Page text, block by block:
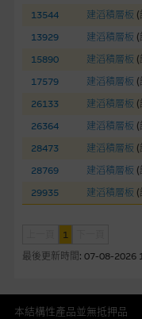
13544 建滔積層板 (
13929
建滔積層板 (
15890
建滔積層板 (
17579
建滔積層板 (
26133
建滔積層板 (
26364
建滔積層板 (
28473
建滔積層板 (
28769
建滔積層板 (
29935
建滔積層板 (
1
最後更新時間: 07-08-2026
損失全部投資；而(ii)R
本網站或載有連接非由
理集團對此等網站的內
權，因此對此等網站的
適，不作任何聲明。麥
接的第三者查詢。此外
覽者複製此等網站的任
權。
經由本網站接觸到
本結構性產品並無抵押品